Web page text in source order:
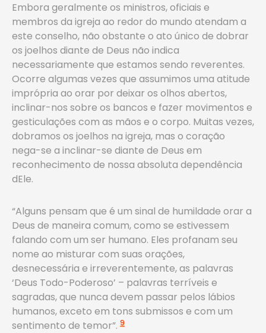
Embora geralmente os ministros, oficiais e
membros da igreja ao redor do mundo atendam a
este conselho, não obstante o ato único de dobrar
os joelhos diante de Deus não indica
necessariamente que estamos sendo reverentes.
Ocorre algumas vezes que assumimos uma atitude
imprópria ao orar por deixar os olhos abertos,
inclinar-nos sobre os bancos e fazer movimentos e
gesticulações com as mãos e o corpo. Muitas vezes,
dobramos os joelhos na igreja, mas o coração
nega-se a inclinar-se diante de Deus em
reconhecimento de nossa absoluta dependência
dEle.
“Alguns pensam que é um sinal de humildade orar a
Deus de maneira comum, como se estivessem
falando com um ser humano. Eles profanam seu
nome ao misturar com suas orações,
desnecessária e irreverentemente, as palavras
‘Deus Todo-Poderoso’ – palavras terríveis e
sagradas, que nunca devem passar pelos lábios
humanos, exceto em tons submissos e com um
sentimento de temor”. 9